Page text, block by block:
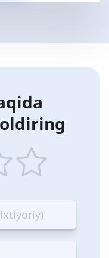
stars
—
Excellent